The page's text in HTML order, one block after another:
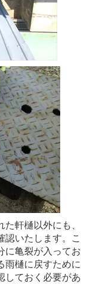
軒樋以外にも、
認いたします。こ
に亀裂が入ってお
雨樋に戻すために
しておく必要があ